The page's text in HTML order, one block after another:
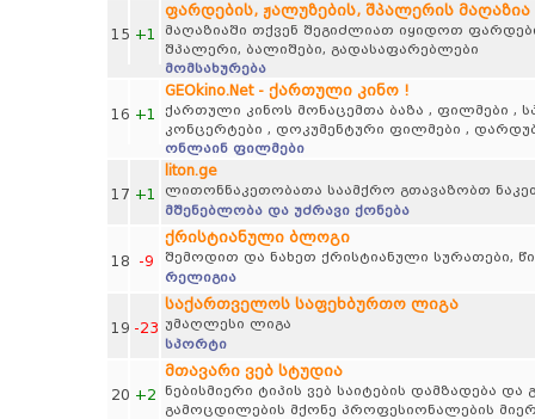
15 +1
ფარდების, ჟალუზების, შპალერის მაღაზია
მაღაზიაში თქვენ შეგიძლიათ იყიდოთ
შპალერი, ბალიშები, გადასაფარებლები
მომსახურება
16 +1
GEOkino.Net - ქართული კინო !
ქართული კინოს მონაცემთა ბაზა , ფილმები ,
კონცერტები , დოკუმენტური ფილმები ,
ონლაინ ფილმები
17 +1
liton.ge
ლითონნაკეთობათა საამქრო გთავაზობთ
მშენებლობა და უძრავი ქონება
18 -9
ქრისტიანული ბლოგი
შემოდით და ნახეთ ქრისტიანული სურათები,
რელიგია
19 -23
საქართველოს საფეხბურთო ლიგა
უმაღლესი ლიგა
სპორტი
20 +2
მთავარი ვებ სტუდია
ნებისმიერი ტიპის ვებ საიტების დამზადება
გამოცდილების მქონე პროფესიონალების